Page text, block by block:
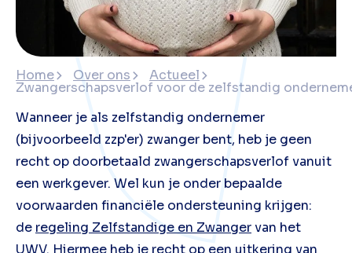
Home Over ons Actueel
Zwangerschapsverlof voor de zelfstandig
Wanneer je als zelfstandig ondernemer
(bijvoorbeeld zzp'er) zwanger bent, heb je geen
recht op doorbetaald zwangerschapsverlof vanuit
een werkgever. Wel kun je onder bepaalde
voorwaarden financiële ondersteuning krijgen:
de regeling Zelfstandige en Zwangervan het
UWV. Hiermee heb je recht op een uitkering van